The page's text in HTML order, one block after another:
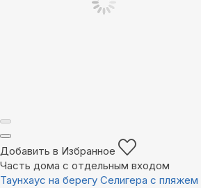
Добавить в Избранное
Часть дома с отдельным входом
Таунхаус на берегу Селигера с пляжем